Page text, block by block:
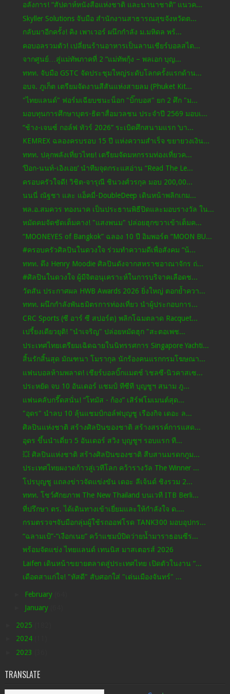
อลังการ! “สัปดาห์หนังสือแห่งชาติ และนานาชาติ” แนวค...
Skyller Solutions จับมือ สำนักงานสาธารณสุขจังหวัดต...
กลับมาอีกครั้ง! คิง เพาเวอร์ ผนึกกำลัง ม.มหิดล พร้...
คอบอลรวมตัว! เปลี่ยนร้านอาหารเป็นลานเชียร์บอลสไต...
จากศูนย์…สู่แม่ทัพภาคที่ 2 “แม่ทัพกุ้ง – พลเอก บุญ...
ททท. จับมือ GSTC จัดประชุมใหญ่ระดับโลกครั้งแรกด้าน...
อบจ. ภูเก็ต เตรียมจัดงานสีสันแห่งสายลม (Phuket Kit...
"ไทยแลนด์" ฟอร์มเฉียบชนะน็อก "บิ๊กบอส" ยก 2 ศึก "ม...
มอบทุนการศึกษาบุตร-ธิดาสื่อมวลชน ประจำปี 2569 มอบเ...
“ช้าง-เจนซ์ กอล์ฟ ทัวร์ 2026” ระเบิดศึกสนามแรก ‘บา...
KEMREX ฉลองครบรอบ 15 ปี แห่งความสำเร็จ ขยายวงเงิน...
ททท. ปลุกพลังเที่ยวไทย! เตรียมจัดมหกรรมท่องเที่ยวค...
‘ป๊อก-นนท์-เอิงเอย’ นำทีมจุดกระแสอ่าน “Read The Le...
ครอบครัวใจดี! วิชิต-จารุณี ชินวงศ์วรกุล มอบ 200,00...
นนนี่ ณัฐชา และ แอ็คมี่-DoubleDeep เดินหน้าพลิกเกม...
พล.อ.สมควร ทองนาค เป็นประธานพิธีปิดและมอบรางวัล ใน...
หมัดคมจัดชัดเต็มคาง! "แสงพนม" ปล่อยฮุกขวาเข้าเต็มค...
“MOONEYES of Bangkok” ฉลอง 10 ปี อิมพอร์ต “MOON BU...
#ครอบครัวศิลปินในดวงใจ ร่วมทำความดีเพื่อสังคม “น้...
ททท. ดึง Henry Moodie ศิลปินดังจากสหราชอาณาจักร ถ่...
#ศิลปินในดวงใจ ผู้มีจิตอนุเคราะห์ในการบริจาคเลือดช...
วัตสัน ประกาศผล HWB Awards 2026 ยิ่งใหญ่ ตอกย้ำควา...
ททท. ผนึกกำลังพันธมิตรการท่องเที่ยว นำผู้ประกอบการ...
CRC Sports (ซี อาร์ ซี สปอร์ต) พลิกโฉมตลาด Racquet...
เปรี้ยงเดียวยุติ! "นําเจริญ" ปล่อยหมัดฮุก "สะตอเพช...
ประเทศไทยเตรียมเฉิดฉายในนิทรรศการ Singapore Yachti...
สิ้นรักสิ้นสุด มัณฑนา โมรากุล นักร้องคนแรกกรมโฆษณา...
แฟนบอลห้ามพลาด! เชียร์บอลบิ๊กแมตช์ ‘เชลซี-นิวคาสเซ...
ประหยัด จบ 10 อันเดอร์ แชมป์ ทีซีที บุญชูฯ สนาม ภู...
แฟนคลับกรี๊ดสนั่น! “โทมัส - ก้อง” เสิร์ฟโมเมนต์สุด...
"อุดร" นำลบ 10 ลุ้นแชมป์กอล์ฟบุญชู เรืองกิจ เดอะ ล...
ศิลปินแห่งชาติ สร้างศิลปินของชาติ สร้างสรรค์การแสด...
อุดร ขึ้นนำเดี่ยว 5 อันเดอร์ สวิง บุญชูฯ รอบแรก ที...
💥 ศิลปินแห่งชาติ สร้างศิลปินของชาติ สืบสานมรดกภูม...
ประเทศไทยผงาดก้าวสู่เวทีโลก คว้ารางวัล The Winner ...
โปรบุญชู แถลงข่าวจัดแข่งขัน เดอะ ลีเจ้นด์ ชิงรวม 2...
ททท. โชว์ศักยภาพ The New Thailand บนเวที ITB Berli...
ที่ปรึกษา ตร. ได้เดินทางเข้าเยี่ยมและให้กำลังใจ ด....
กรมตรวจฯจับมือกลุ่มผู้ใช้รถออฟโรด TANK300 มอบอุปกร...
“ฉลามเป้”-“เงือกเนย” คว้าแชมป์ปิดว่ายน้ำมาราธอนซีร...
พร้อมจัดแข่ง ไทยแลนด์ เทนนิส มาสเตอรส์ 2026
Laifen เดินหน้าขยายตลาดสู่ประเทศไทย เปิดตัวในงาน “...
เดือดสาแก่ใจ! "หัสดี" สับศอกใส่ "เด่นเมืองจันทร์" ...
February
January
2025
2024
2023
TRANSLATE